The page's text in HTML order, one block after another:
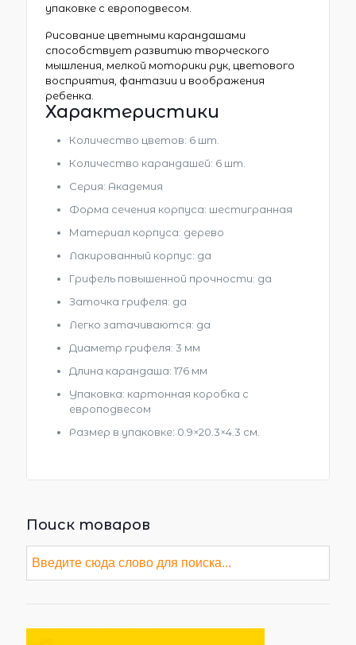
упаковке с европодвесом.
Рисование цветными карандашами
способствует развитию творческого
мышления, мелкой моторики рук, цветового
восприятия, фантазии и воображения
ребенка.
Характеристики
Количество цветов: 6 шт.
Количество карандашей: 6 шт.
Серия: Академия
Форма сечения корпуса: шестигранная
Материал корпуса: дерево
Лакированный корпус: да
Грифель повышенной прочности: да
Заточка грифеля: да
Легко затачиваются: да
Диаметр грифеля: 3 мм
Длина карандаша: 176 мм
Упаковка: картонная коробка c
европодвесом
Размер в упаковке: 0.9×20.3×4.3 см.
Поиск товаров